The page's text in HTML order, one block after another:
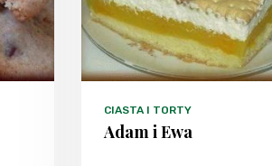
CIASTA I TORTY
Adam i Ewa